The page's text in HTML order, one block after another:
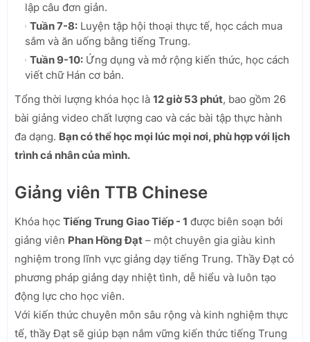
lập câu đơn giản.
Tuần 7-8: Luyện tập hội thoại thực tế, học cách mua
sắm và ăn uống bằng tiếng Trung.
Tuần 9-10: Ứng dụng và mở rộng kiến thức, học cách
viết chữ Hán cơ bản.
Tổng thời lượng khóa học là 12 giờ 53 phút, bao gồm 26
bài giảng video chất lượng cao và các bài tập thực hành
đa dạng. Bạn có thể học mọi lúc mọi nơi, phù hợp với lịch
trình cá nhân của mình.
Giảng viên TTB Chinese
Khóa học Tiếng Trung Giao Tiếp - 1 được biên soạn bởi
giảng viên Phan Hồng Đạt – một chuyên gia giàu kinh
nghiệm trong lĩnh vực giảng dạy tiếng Trung. Thầy Đạt có
phương pháp giảng dạy nhiệt tình, dễ hiểu và luôn tạo
động lực cho học viên.
Với kiến thức chuyên môn sâu rộng và kinh nghiệm thực
tế, thầy Đạt sẽ giúp bạn nắm vững kiến thức tiếng Trung